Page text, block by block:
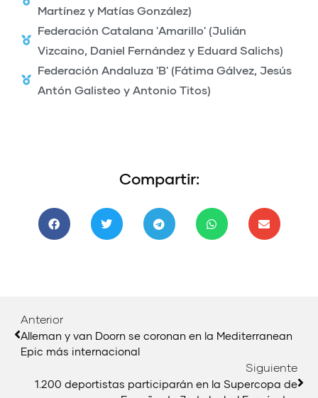
Martínez y Matías González)
Federación Catalana 'Amarillo' (Julián
Vizcaino, Daniel Fernández y Eduard Salichs)
Federación Andaluza 'B' (Fátima Gálvez, Jesús
Antón Galisteo y Antonio Titos)
Compartir:
Anterior
Alleman y van Doorn se coronan en la Mediterranean
Epic más internacional
Siguiente
1.200 deportistas participarán en la Supercopa de